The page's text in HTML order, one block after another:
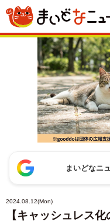
まいどなニ
2024.08.12(Mon)
【キャッシュレス